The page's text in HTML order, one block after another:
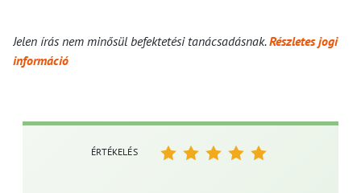
Jelen írás nem minősül befektetési tanácsadásnak.Részletes jogi
információ
ÉRTÉKELÉS